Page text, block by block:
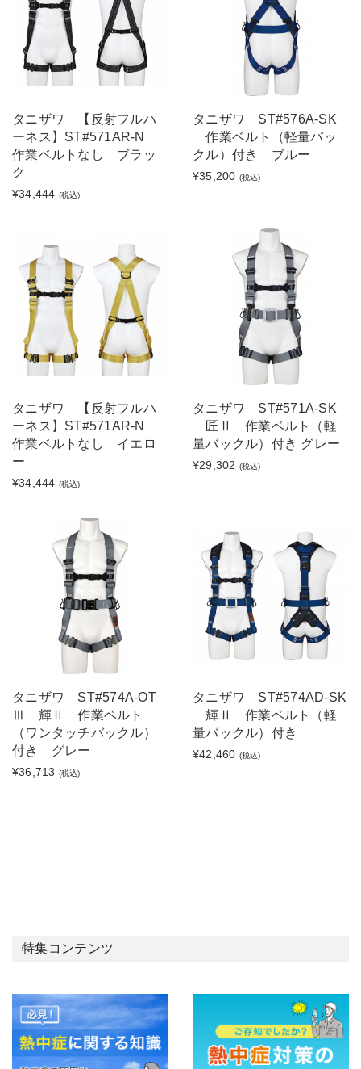
タニザワ 【反射フルハ
ーネス】ST#571AR-N
作業ベルトなし ブラッ
ク
¥34,444 (税込)
タニザワ ST#576A-SK
作業ベルト（軽量バッ
クル）付き ブルー
¥35,200 (税込)
タニザワ 【反射フルハ
ーネス】ST#571AR-N
作業ベルトなし イエロ
ー
¥34,444 (税込)
タニザワ ST#571A-SK
匠Ⅱ 作業ベルト（軽
量バックル）付き グレー
¥29,302 (税込)
タニザワ ST#574A-OT
Ⅲ 輝Ⅱ 作業ベルト
（ワンタッチバックル）
付き グレー
¥36,713 (税込)
タニザワ ST#574AD-SK
輝Ⅱ 作業ベルト（軽
量バックル）付き
¥42,460 (税込)
特集コンテンツ